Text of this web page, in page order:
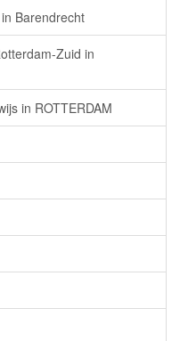
Barendrecht
Zuid in
in ROTTERDAM